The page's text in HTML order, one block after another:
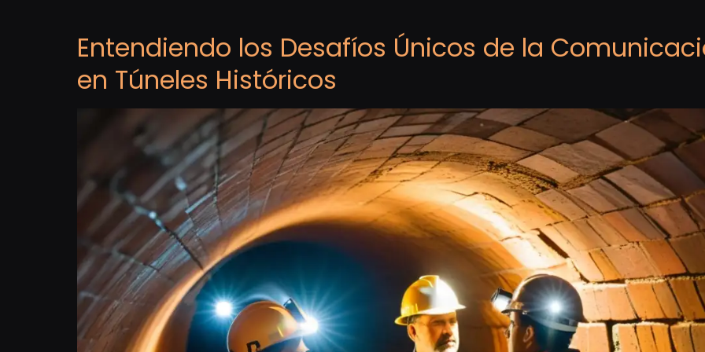
Entendiendo los Desafíos Únicos de la
en Túneles Históricos